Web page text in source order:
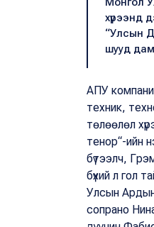
хүрээнд
“Улсын
шууд
АПУ
техник,
төлөөлөл
тенор“-ийн
бүтээлч,
бүхий л гол
Улсын Ардын
сопрано